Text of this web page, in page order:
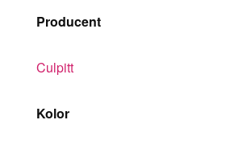
Producent
Culpitt
Kolor